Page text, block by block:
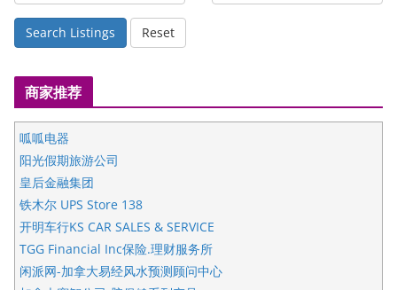
商家推荐
阳光假期旅游公司
皇后金融集团
铁木尔 UPS Store 138
开明车行KS CAR SALES & SERVICE
TGG Financial Inc保险.理财服务所
闲派网-加拿大易经风水预测顾问中心
加拿大赛智公司-脑保健系列产品
五星国艺拍卖及评估公司
国际注册执业营养师公会
爱德华连锁酒店万锦分店
实用工具